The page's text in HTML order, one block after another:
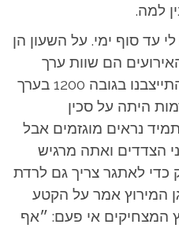
למה.
עד סוף ימי. על השעון הן
הם שוות ערך
לשבוע של טיול בהרים. כשהתייצבנו בגובה 1200 בערך
היתה על סכין
נראים מוגזמים אבל
הצדדים ואתה מרגיש
כדי לאתגר צריך גם לרדת
המירוץ אמר על הקטע
המצחיקים אי פעם: ״אף